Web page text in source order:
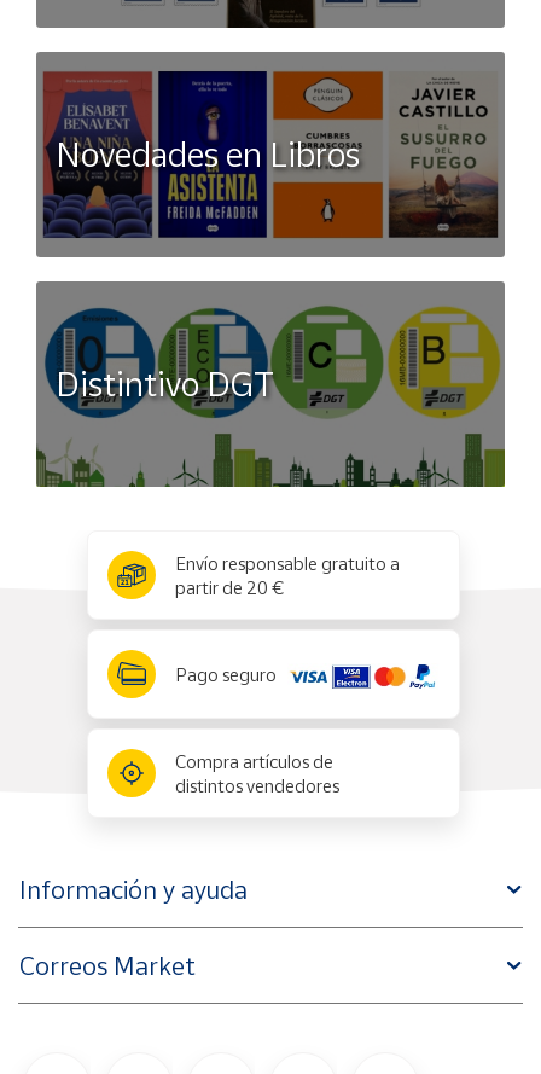
Novedades en Libros
Distintivo DGT
Envío responsable gratuito a
partir de 20 €
Pago seguro
Compra artículos de
distintos vendedores
Información y ayuda
Correos Market